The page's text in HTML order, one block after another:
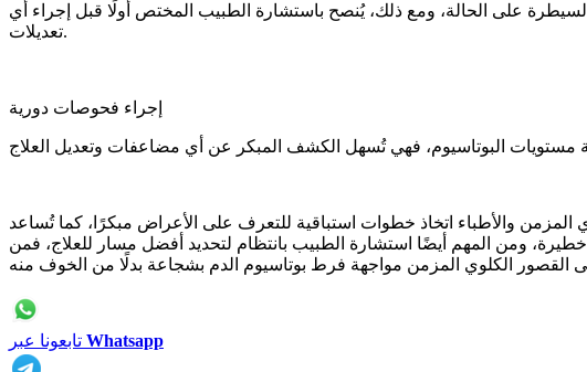
على الحالة، ومع ذلك، يُنصح باستشارة الطبيب المختص أولًا قبل إجراء أي
تعديلات.
إجراء فحوصات دورية
والأطباء اتخاذ خطوات استباقية للتعرف على الأعراض مبكرًا، كما تُساعد
ومن المهم أيضًا استشارة الطبيب بانتظام لتحديد أفضل مسار للعلاج، فمن
Whatsapp